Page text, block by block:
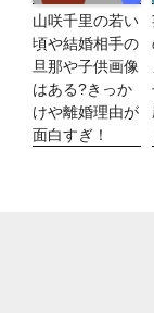
山咲千里の若い
頃や結婚相手の
旦那や子供画像
はある?きっか
けや離婚理由が
面白すぎ！